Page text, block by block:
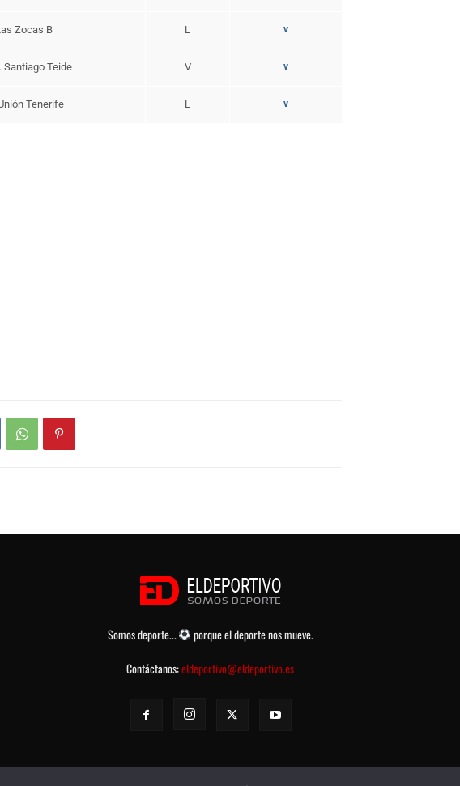
Zocas B L v
Santiago Teide V v
Tenerife L v
Somos deporte...
porque el deporte nos mueve.
Contáctanos:eldeportivo@eldeportivo.es